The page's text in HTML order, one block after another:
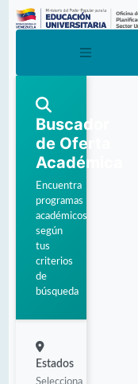
Buscador
de Oferta
Académica
Encuentra
programas
académicos
según
tus
criterios
de
búsqueda
Estados
Selecciona